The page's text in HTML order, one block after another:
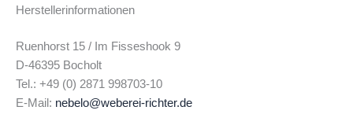
Herstellerinformationen
Ruenhorst 15 / Im Fisseshook 9
D-46395 Bocholt
Tel.: +49 (0) 2871 998703-10
E-Mail: nebelo@weberei-richter.de